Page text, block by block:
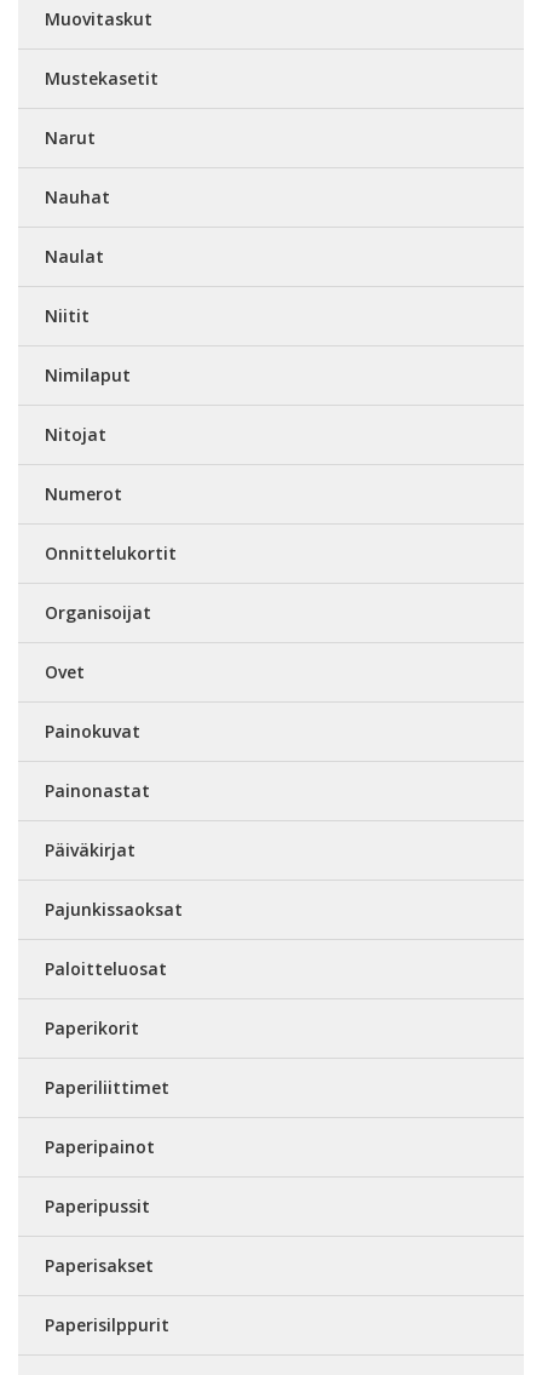
Muovitaskut
Mustekasetit
Narut
Nauhat
Naulat
Niitit
Nimilaput
Nitojat
Numerot
Onnittelukortit
Organisoijat
Ovet
Painokuvat
Painonastat
Päiväkirjat
Pajunkissaoksat
Paloitteluosat
Paperikorit
Paperiliittimet
Paperipainot
Paperipussit
Paperisakset
Paperisilppurit